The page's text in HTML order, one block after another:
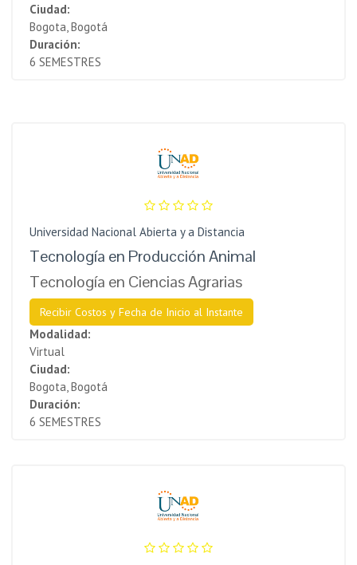
Ciudad:
Bogota, Bogotá
Duración:
6 SEMESTRES
Universidad Nacional Abierta y a Distancia
Tecnología en Producción Animal
Tecnología en Ciencias Agrarias
Recibir Costos y Fecha de Inicio al Instante
Modalidad:
Virtual
Ciudad:
Bogota, Bogotá
Duración:
6 SEMESTRES